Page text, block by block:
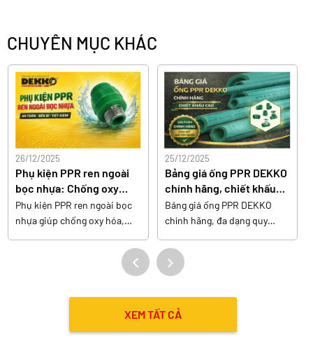
CHUYÊN MỤC KHÁC
26/12/2025
Phụ kiện PPR ren ngoài
bọc nhựa: Chống oxy
hóa, bảo vệ nước sạch
Phụ kiện PPR ren ngoài bọc
nhựa giúp chống oxy hóa,
vệ chất lượng nước và tăng
25/12/2025
Bảng giá ống PPR DEKKO
chính hãng, chiết khấu
cao
Bảng giá ống PPR DEKKO
chính hãng, đa dạng quy
khấu hấp dẫn cho đại lý và
công trình.
XEM TẤT CẢ